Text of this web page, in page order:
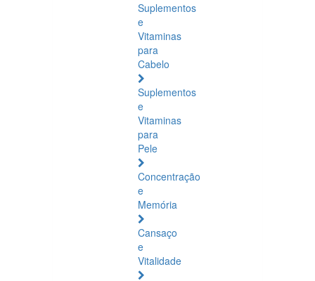
Suplementos
e
Vitaminas
para
Cabelo
Suplementos
e
Vitaminas
para
Pele
Concentração
e
Memória
Cansaço
e
Vitalidade